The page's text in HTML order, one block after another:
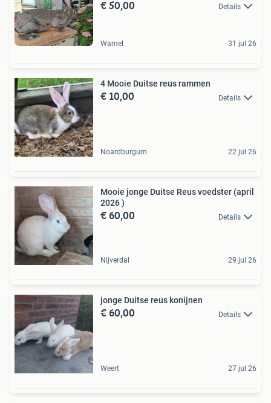
€ 50,00 Details
Wamel 31 jul 26
4 Mooie Duitse reus rammen
€ 10,00 Details
Noardburgum 22 jul 26
Mooie jonge Duitse Reus voedster (april
2026 )
€ 60,00 Details
Nijverdal 29 jul 26
jonge Duitse reus konijnen
€ 60,00 Details
Weert 27 jul 26